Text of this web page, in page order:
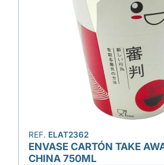
REF. ELAT2362
ENVASE CARTÓN TAKE
CHINA 750ML